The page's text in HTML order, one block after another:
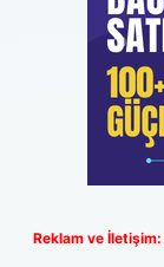
Reklam ve İletişim: